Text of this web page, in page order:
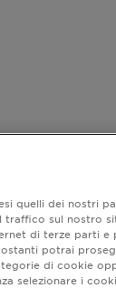
quelli dei nostri
traffico sul nostro
di terze parti e
potrai
di cookie
selezionare i